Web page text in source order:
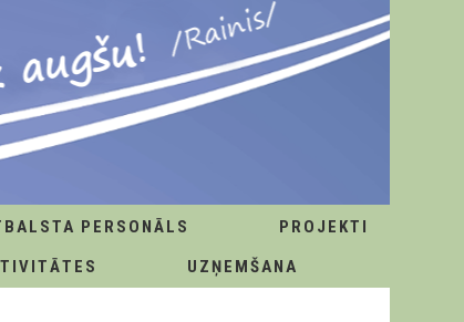
PERSONĀLS
PROJEKTI
UZŅEMŠANA